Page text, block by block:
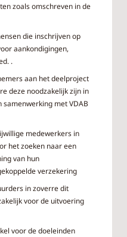
zoals omschreven in de
die inschrijven op
aankondigingen,
.
aan het deelproject
deze noodzakelijk zijn in
samenwerking met VDAB
medewerkers in
het zoeken naar een
van hun
verzekering
in zoverre dit
voor de uitvoering
voor de doeleinden